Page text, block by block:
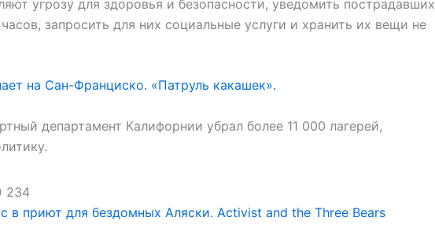
угрозу для здоровья и безопасности, уведомить пострадавших
запросить для них социальные услуги и хранить их вещи не
на Сан-Франциско. «Патруль какашек».
департамент Калифорнии убрал более 11 000 лагерей,
в приют для бездомных Аляски. Activist and the Three Bears